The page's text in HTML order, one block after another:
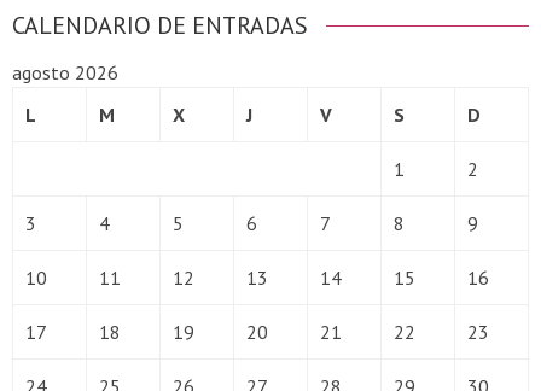
CALENDARIO DE ENTRADAS
agosto 2026
L
M X J V S D
1 2
3 4 5 6 7 8 9
10 11 12 13 14 15 16
17 18 19 20 21 22 23
24 25 26 27 28 29 30